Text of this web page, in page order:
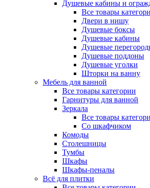
Душевые кабины и
Все товары
Двери в нишу
Душевые боксы
Душевые кабины
Душевые
Душевые поддоны
Душевые уголки
Шторки на ванну
Мебель для ванной
Все товары категории
Гарнитуры для ванной
Зеркала
Все товары
Со шкафчиком
Комоды
Столешницы
Тумбы
Шкафы
Шкафы-пеналы
Всё для плитки